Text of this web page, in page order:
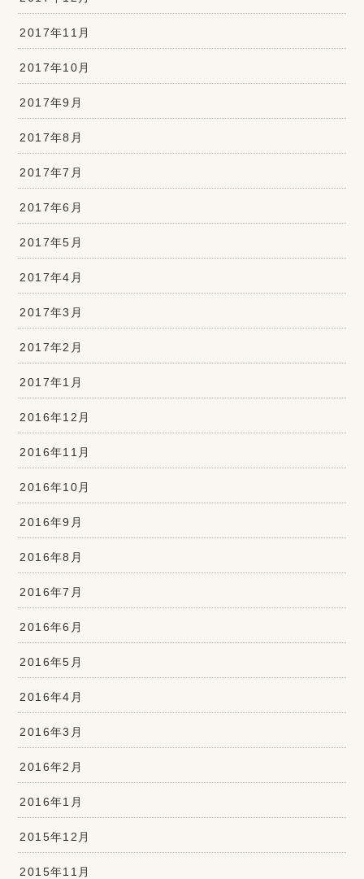
2017年11月
2017年10月
2017年9月
2017年8月
2017年7月
2017年6月
2017年5月
2017年4月
2017年3月
2017年2月
2017年1月
2016年12月
2016年11月
2016年10月
2016年9月
2016年8月
2016年7月
2016年6月
2016年5月
2016年4月
2016年3月
2016年2月
2016年1月
2015年12月
2015年11月